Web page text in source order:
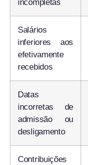
incompletas
Salários
inferiores aos
efetivamente
recebidos
Datas
incorretas de
admissão ou
desligamento
Contribuições